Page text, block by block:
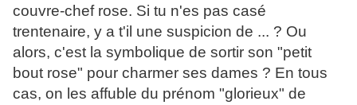
couvre-chef rose. Si tu n'es pas casé
trentenaire, y a t'il une suspicion de ... ? Ou
alors, c'est la symbolique de sortir son "petit
bout rose" pour charmer ses dames ? En tous
cas, on les affuble du prénom "glorieux" de